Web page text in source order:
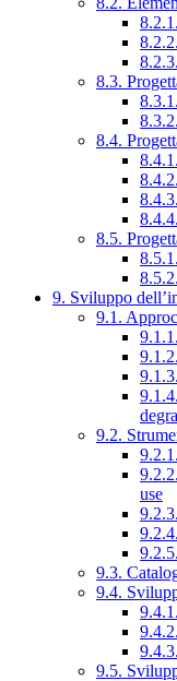
8.3.
8.4.
8.5.
9. Sviluppo
9.1.
9.2.
use
9.3.
9.4.
9.5.